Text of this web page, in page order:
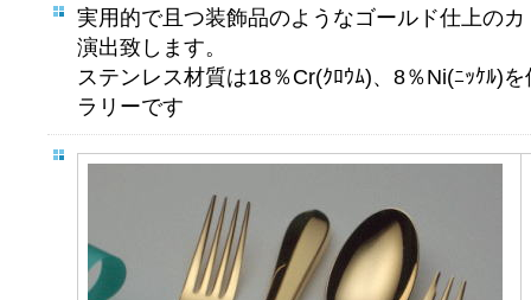
実用的で且つ装飾品のようなゴールド仕上の
演出致します。
ステンレス材質は18％Cr(ｸﾛｳﾑ)、8％Ni(ﾆｯｹﾙ)
ラリーです